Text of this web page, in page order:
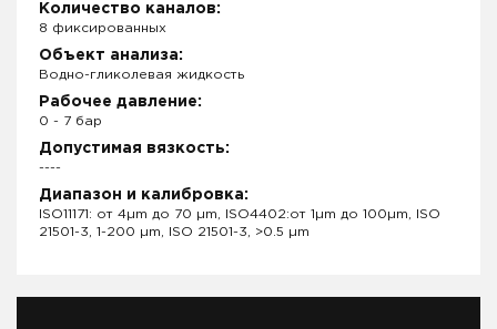
Количество каналов:
8 фиксированных
Объект анализа:
Водно-гликолевая жидкость
Рабочее давление:
0 - 7 бар
Допустимая вязкость:
----
Диапазон и калибровка:
ISO11171: от 4µm до 70 µm, ISO4402:от 1µm до 100µm, ISO
21501-3, 1-200 µm, ISO 21501-3, >0.5 µm